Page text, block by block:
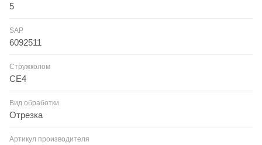
5
SAP
6092511
Стружколом
CE4
Вид обработки
Отрезка
Артикул производителя